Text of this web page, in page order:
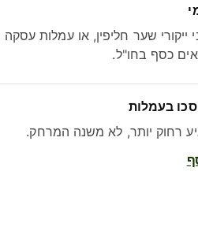
שער חליפין, או עמלות עסקה
כסף בחו"ל.
בעמלות
רחוק יותר, לא משנה המרחק.